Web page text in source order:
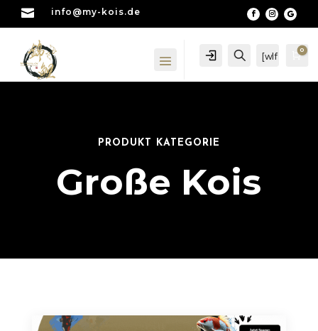
 info@my-kois.de
Account Suche
[wlf
_wi
0
PRODUKT KATEGORIE
Große Kois